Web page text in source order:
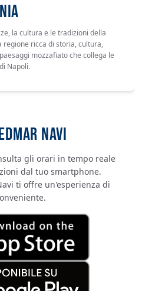
la cultura e le tradizioni della
regione ricca di storia, cultura,
mozzafiato che collega le
Napoli.
NAVI
gli orari in tempo reale
dal tuo smartphone.
ti offre un'esperienza di